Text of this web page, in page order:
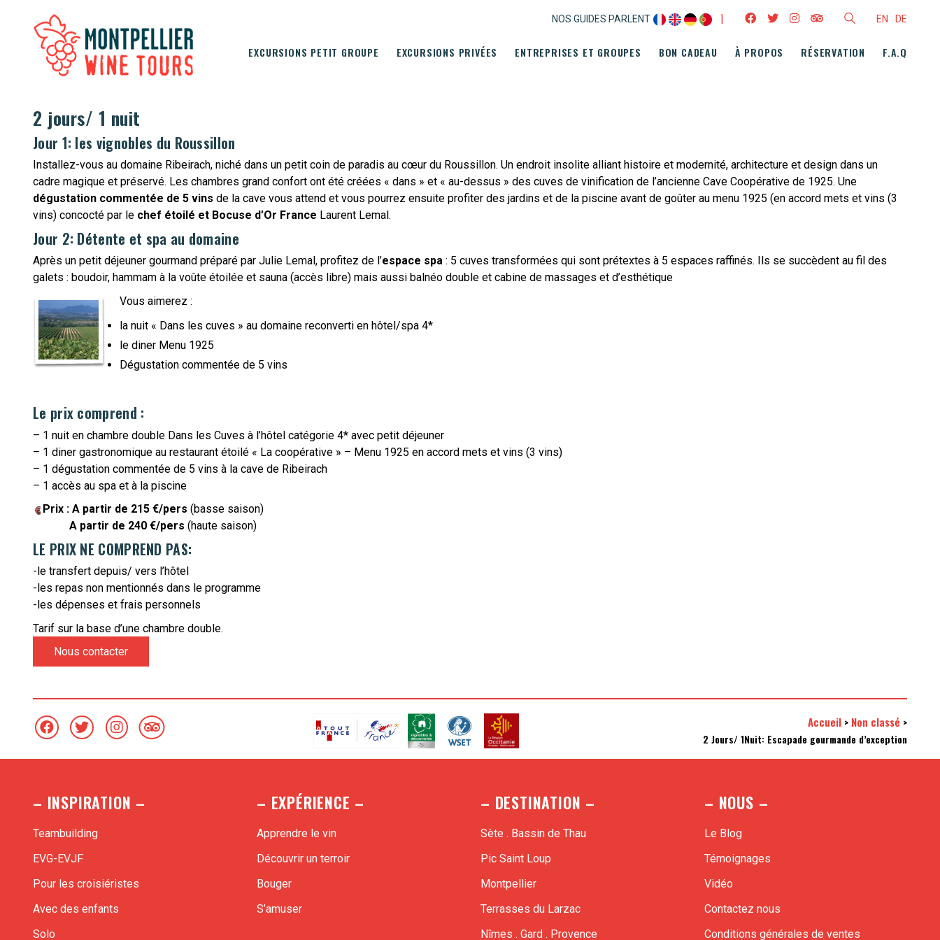
NOS GUIDES PARLENT | EN DE
EXCURSIONS PETIT GROUPE EXCURSIONS PRIVÉES ENTREPRISES ET GROUPES BON CADEAU À PROPOS RÉSERVATION F.A.Q
2 jours/ 1 nuit
Jour 1: les vignobles du Roussillon
Installez-vous au domaine Ribeirach, niché dans un petit coin de paradis au cœur du Roussillon. Un endroit insolite alliant histoire et modernité, architecture et design dans un
cadre magique et préservé. Les chambres grand confort ont été créées « dans » et « au-dessus » des cuves de vinification de l’ancienne Cave Coopérative de 1925. Une
dégustation commentée de 5 vins de la cave vous attend et vous pourrez ensuite profiter des jardins et de la piscine avant de goûter au menu 1925 (en accord mets et vins (3
vins) concocté par le chef étoilé et Bocuse d’Or France Laurent Lemal.
Jour 2: Détente et spa au domaine
Après un petit déjeuner gourmand préparé par Julie Lemal, profitez de l’espace spa : 5 cuves transformées qui sont prétextes à 5 espaces raffinés. Ils se succèdent au fil des
galets : boudoir, hammam à la voûte étoilée et sauna (accès libre) mais aussi balnéo double et cabine de massages et d’esthétique
Vous aimerez :
la nuit « Dans les cuves » au domaine reconverti en hôtel/spa 4*
le diner Menu 1925
Dégustation commentée de 5 vins
Le prix comprend :
– 1 nuit en chambre double Dans les Cuves à l’hôtel catégorie 4* avec petit déjeuner
– 1 diner gastronomique au restaurant étoilé « La coopérative » – Menu 1925 en accord mets et vins (3 vins)
– 1 dégustation commentée de 5 vins à la cave de Ribeirach
– 1 accès au spa et à la piscine
Prix : A partir de 215 €/pers (basse saison)
A partir de 240 €/pers (haute saison)
LE PRIX NE COMPREND PAS:
-le transfert depuis/ vers l’hôtel
-les repas non mentionnés dans le programme
-les dépenses et frais personnels
Tarif sur la base d’une chambre double.
Nous contacter
Accueil > Non classé >
2 Jours/ 1Nuit: Escapade gourmande d’exception
– INSPIRATION –
Teambuilding
EVG-EVJF
Pour les croisiéristes
Avec des enfants
Solo
– EXPÉRIENCE –
Apprendre le vin
Découvrir un terroir
Bouger
S’amuser
– DESTINATION –
Sète . Bassin de Thau
Pic Saint Loup
Montpellier
Terrasses du Larzac
Nîmes . Gard . Provence
– NOUS –
Le Blog
Témoignages
Vidéo
Contactez nous
Conditions générales de ventes